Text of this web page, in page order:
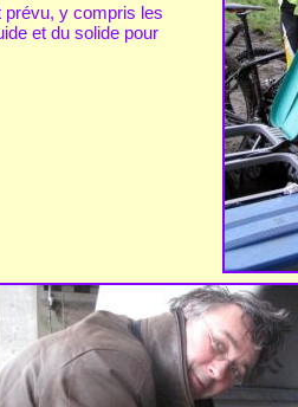
prévu, y compris les
et du solide pour